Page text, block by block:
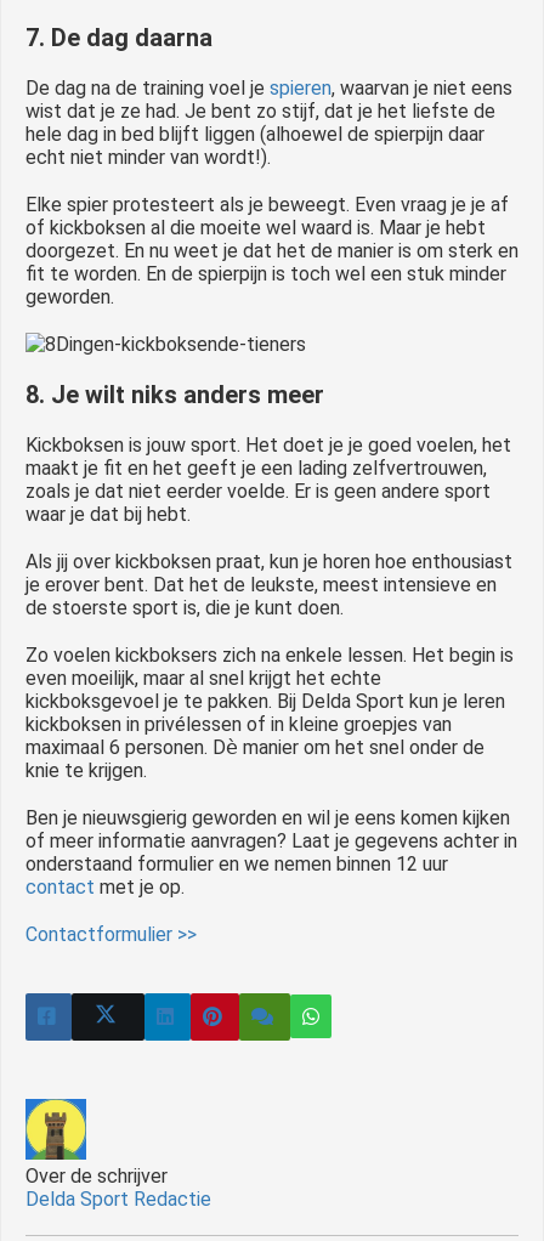
7. De dag daarna
De dag na de training voel je spieren, waarvan je niet eens
wist dat je ze had. Je bent zo stijf, dat je het liefste de
hele dag in bed blijft liggen (alhoewel de spierpijn daar
echt niet minder van wordt!).
Elke spier protesteert als je beweegt. Even vraag je je af
of kickboksen al die moeite wel waard is. Maar je hebt
doorgezet. En nu weet je dat het de manier is om sterk en
fit te worden. En de spierpijn is toch wel een stuk minder
geworden.
8. Je wilt niks anders meer
Kickboksen is jouw sport. Het doet je je goed voelen, het
maakt je fit en het geeft je een lading zelfvertrouwen,
zoals je dat niet eerder voelde. Er is geen andere sport
waar je dat bij hebt.
Als jij over kickboksen praat, kun je horen hoe enthousiast
je erover bent. Dat het de leukste, meest intensieve en
de stoerste sport is, die je kunt doen.
Zo voelen kickboksers zich na enkele lessen. Het begin is
even moeilijk, maar al snel krijgt het echte
kickboksgevoel je te pakken. Bij Delda Sport kun je leren
kickboksen in privélessen of in kleine groepjes van
maximaal 6 personen. Dè manier om het snel onder de
knie te krijgen.
Ben je nieuwsgierig geworden en wil je eens komen kijken
of meer informatie aanvragen? Laat je gegevens achter in
onderstaand formulier en we nemen binnen 12 uur
contact met je op.
Contactformulier >>
Over de schrijver
Delda Sport Redactie